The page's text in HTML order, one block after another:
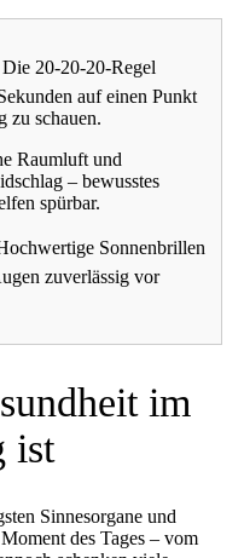
Die 20-20-20-Regel
auf einen Punkt
zu schauen.
Raumluft und
– bewusstes
spürbar.
Sonnenbrillen
zuverlässig vor
im
ist
Sinnesorgane und
des Tages – vom